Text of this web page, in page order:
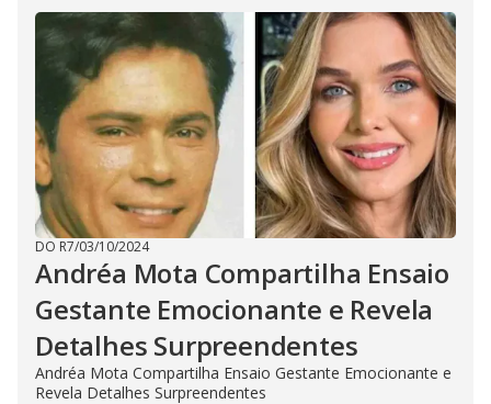
DO R7/03/10/2024
Andréa Mota Compartilha Ensaio
Gestante Emocionante e Revela
Detalhes Surpreendentes
Andréa Mota Compartilha Ensaio Gestante Emocionante e
Revela Detalhes Surpreendentes